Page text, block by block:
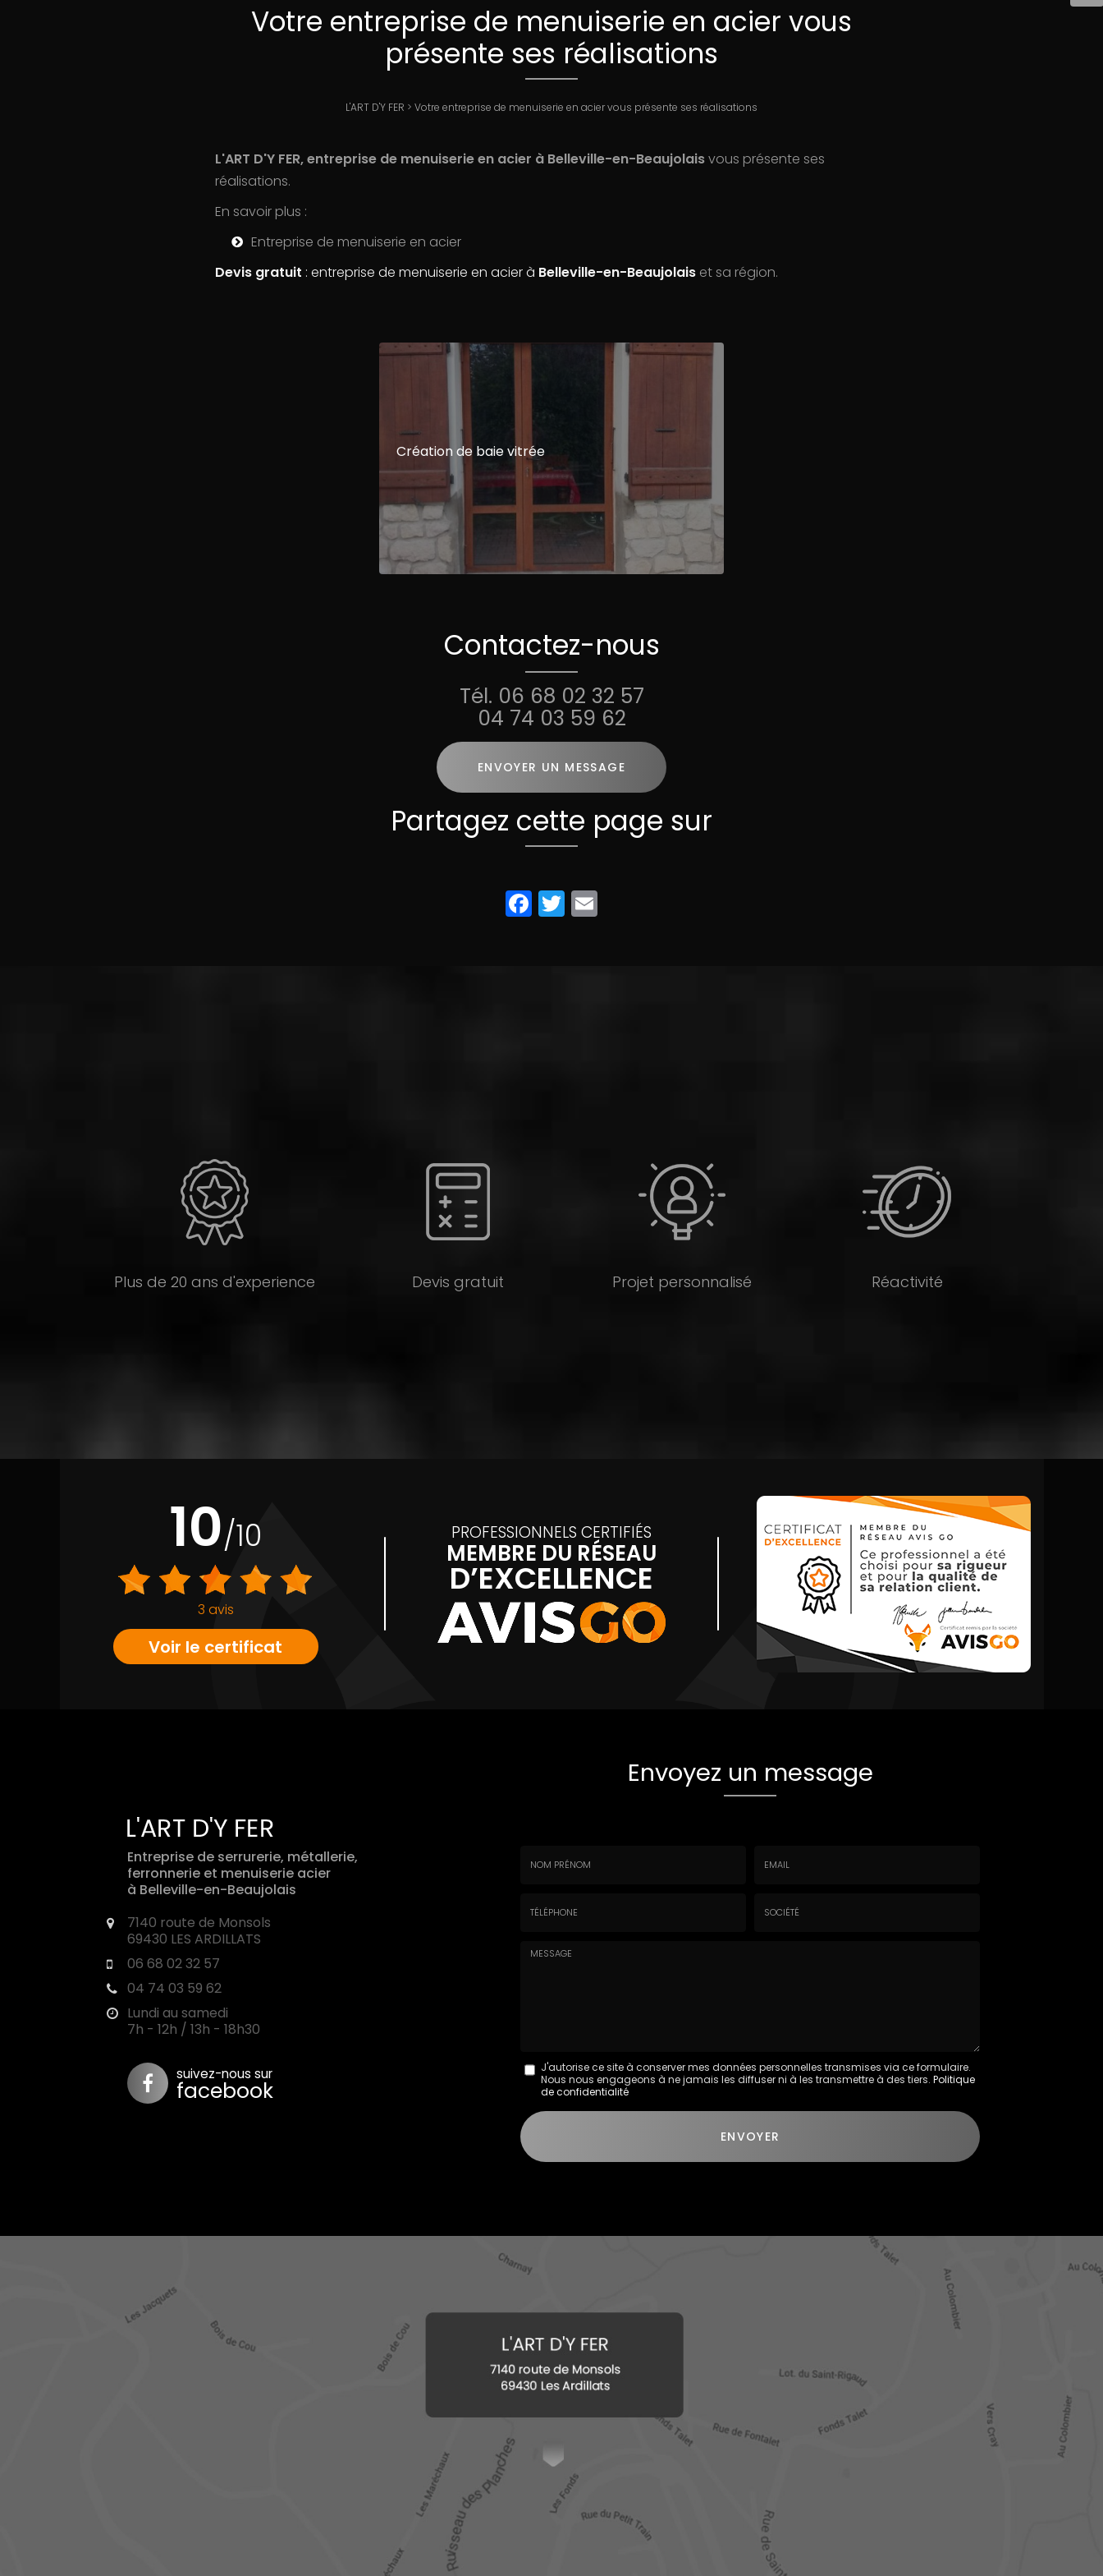
Votre entreprise de menuiserie en acier vous
présente ses réalisations
L'ART D'Y FER > Votre entreprise de menuiserie en acier vous présente ses réalisations
L'ART D'Y FER, entreprise de menuiserie en acier à Belleville-en-Beaujolaisvous présente ses
réalisations.
En savoir plus :
Entreprise de menuiserie en acier
Devis gratuit : entreprise de menuiserie en acier à Belleville-en-Beaujolais et sa région.
Création de baie vitrée
Contactez-nous
Tél. 06 68 02 32 57
04 74 03 59 62
ENVOYER UN MESSAGE
Partagez cette page sur
Facebook
Twitter
Plus de 20 ans d'experience Devis gratuit Projet personnalisé Réactivité
10/10
3 avis
Voir le certificat
PROFESSIONNELS CERTIFIÉS
MEMBRE DU RÉSEAU
D’EXCELLENCE
Entreprise de serrurerie, métallerie,
ferronnerie et menuiserie acier
à Belleville-en-Beaujolais
7140 route de Monsols
69430 LES ARDILLATS
06 68 02 32 57
04 74 03 59 62
Lundi au samedi
7h - 12h / 13h - 18h30
suivez-nous sur
facebook
Envoyez un message
Message
J'autorise ce site à conserver mes données personnelles transmises via ce formulaire.
Nous nous engageons à ne jamais les diffuser ni à les transmettre à des tiers.Politique
de confidentialité
Acceptation
RGPD
*
ENVOYER